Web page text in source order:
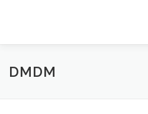
FILZ.LU
DMDM